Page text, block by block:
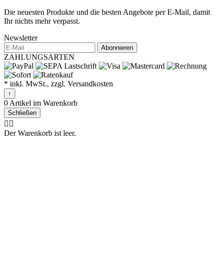
Die neuesten Produkte und die besten Angebote per E-Mail, damit
Ihr nichts mehr verpasst.
Newsletter
Abonnieren
ZAHLUNGSARTEN
* inkl. MwSt., zzgl. Versandkosten
↑
0 Artikel im Warenkorb
Schließen
🤷‍♂️
Der Warenkorb ist leer.